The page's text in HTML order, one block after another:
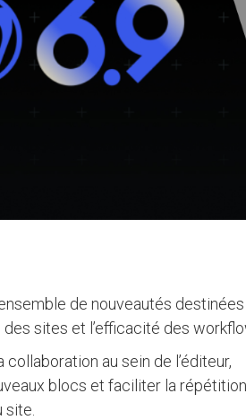
de nouveautés destinées
sites et l’efficacité des
au sein de l’éditeur,
blocs et faciliter la